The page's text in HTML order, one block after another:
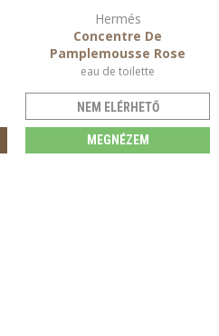
Hermés
Concentre De
Pamplemousse Rose
eau de toilette
NEM ELÉRHETŐ
MEGNÉZEM